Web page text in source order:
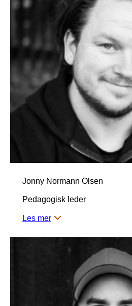
Jonny Normann Olsen
Pedagogisk leder
Les mer